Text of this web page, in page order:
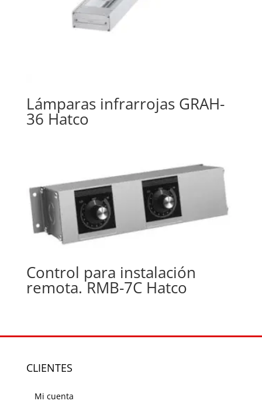
Lámparas infrarrojas GRAH-
36 Hatco
Control para instalación
remota. RMB-7C Hatco
CLIENTES
Mi cuenta